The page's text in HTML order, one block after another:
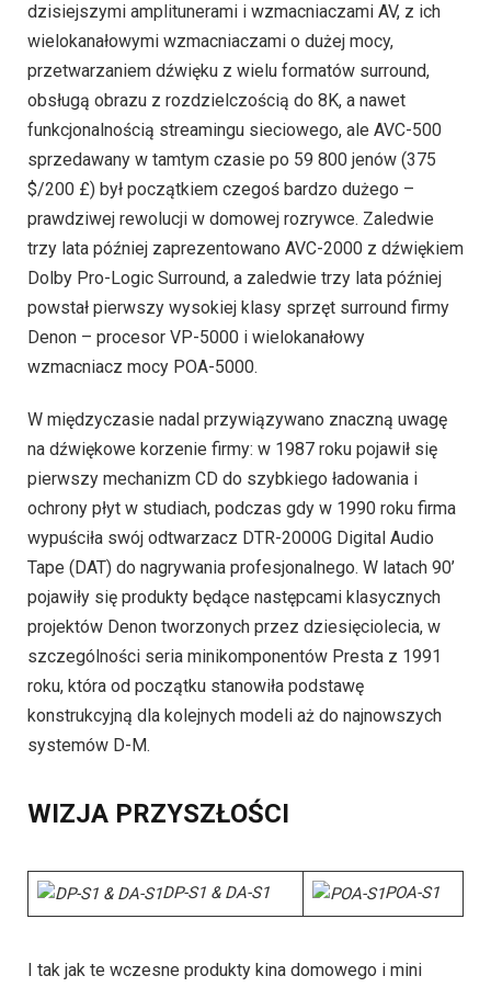
dzisiejszymi amplitunerami i wzmacniaczami AV, z ich
wielokanałowymi wzmacniaczami o dużej mocy,
przetwarzaniem dźwięku z wielu formatów surround,
obsługą obrazu z rozdzielczością do 8K, a nawet
funkcjonalnością streamingu sieciowego, ale AVC-500
sprzedawany w tamtym czasie po 59 800 jenów (375
$/200 £) był początkiem czegoś bardzo dużego –
prawdziwej rewolucji w domowej rozrywce. Zaledwie
trzy lata później zaprezentowano AVC-2000 z dźwiękiem
Dolby Pro-Logic Surround, a zaledwie trzy lata później
powstał pierwszy wysokiej klasy sprzęt surround firmy
Denon – procesor VP-5000 i wielokanałowy
wzmacniacz mocy POA-5000.
W międzyczasie nadal przywiązywano znaczną uwagę
na dźwiękowe korzenie firmy: w 1987 roku pojawił się
pierwszy mechanizm CD do szybkiego ładowania i
ochrony płyt w studiach, podczas gdy w 1990 roku firma
wypuściła swój odtwarzacz DTR-2000G Digital Audio
Tape (DAT) do nagrywania profesjonalnego. W latach 90’
pojawiły się produkty będące następcami klasycznych
projektów Denon tworzonych przez dziesięciolecia, w
szczególności seria minikomponentów Presta z 1991
roku, która od początku stanowiła podstawę
konstrukcyjną dla kolejnych modeli aż do najnowszych
systemów D-M.
WIZJA PRZYSZŁOŚCI
DP-S1 & DA-S1 POA-S1
I tak jak te wczesne produkty kina domowego i mini